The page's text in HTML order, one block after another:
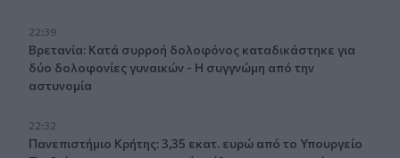
22:39
Βρετανία: Κατά συρροή δολοφόνος καταδικάστηκε για
δύο δολοφονίες γυναικών - Η συγγνώμη από την
αστυνομία
22:32
Πανεπιστήμιο Κρήτης: 3,35 εκατ. ευρώ από το Υπουργείο